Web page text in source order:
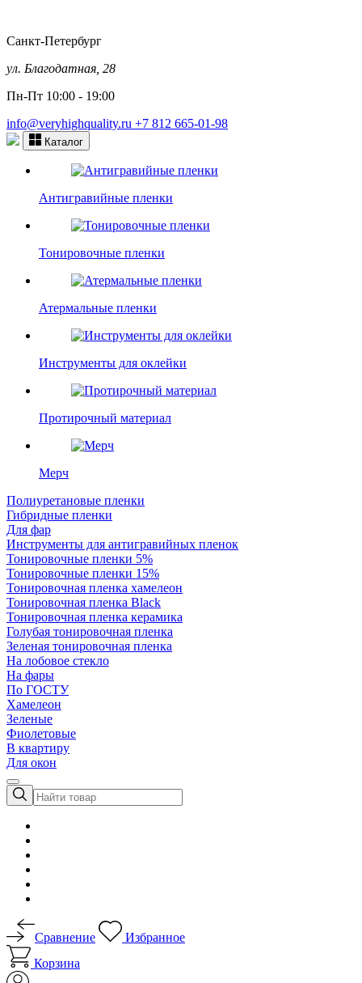
Санкт-Петербург
ул. Благодатная, 28
Пн-Пт 10:00 - 19:00
info@veryhighquality.ru +7 812 665-01-98
Каталог
Антигравийные пленки
Тонировочные пленки
Атермальные пленки
Инструменты для оклейки
Протирочный материал
Мерч
Полиуретановые пленки
Гибридные пленки
Для фар
Инструменты для антигравийных пленок
Тонировочные пленки 5%
Тонировочные пленки 15%
Тонировочная пленка хамелеон
Тонировочная пленка Black
Тонировочная пленка керамика
Голубая тонировочная пленка
Зеленая тонировочная пленка
На лобовое стекло
На фары
По ГОСТУ
Хамелеон
Зеленые
Фиолетовые
В квартиру
Для окон
Сравнение
Избранное
Корзина